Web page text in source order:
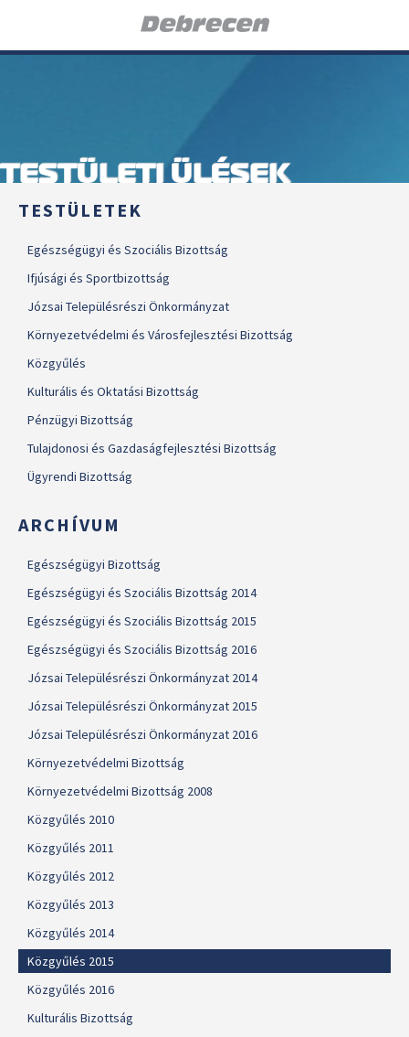
TESTÜLETI ÜLÉSEK
TESTÜLETEK
Egészségügyi és Szociális Bizottság
Ifjúsági és Sportbizottság
Józsai Településrészi Önkormányzat
Környezetvédelmi és Városfejlesztési Bizottság
Közgyűlés
Kulturális és Oktatási Bizottság
Pénzügyi Bizottság
Tulajdonosi és Gazdaságfejlesztési Bizottság
Ügyrendi Bizottság
ARCHÍVUM
Egészségügyi Bizottság
Egészségügyi és Szociális Bizottság 2014
Egészségügyi és Szociális Bizottság 2015
Egészségügyi és Szociális Bizottság 2016
Józsai Településrészi Önkormányzat 2014
Józsai Településrészi Önkormányzat 2015
Józsai Településrészi Önkormányzat 2016
Környezetvédelmi Bizottság
Környezetvédelmi Bizottság 2008
Közgyűlés 2010
Közgyűlés 2011
Közgyűlés 2012
Közgyűlés 2013
Közgyűlés 2014
Közgyűlés 2015
Közgyűlés 2016
Kulturális Bizottság